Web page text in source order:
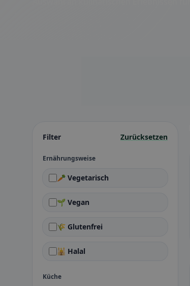
Filter Zurücksetzen
Ernährungsweise
🥕 Vegetarisch
🌱 Vegan
🌾 Glutenfrei
🕌 Halal
Küche